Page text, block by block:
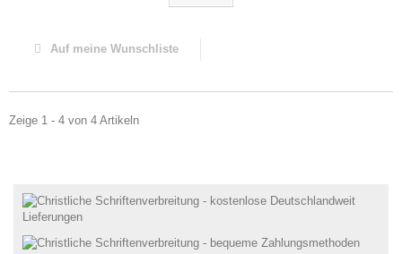
Auf meine Wunschliste
Zeige 1 - 4 von 4 Artikeln